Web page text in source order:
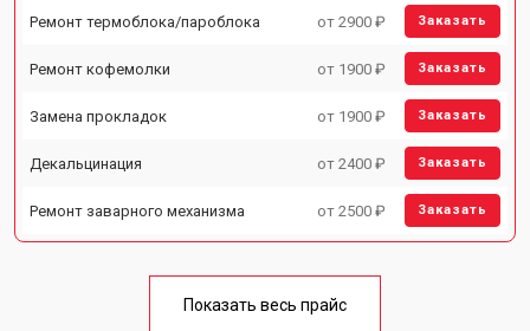
Ремонт термоблока/пароблока от 2900 ₽ Заказать
Ремонт кофемолки от 1900 ₽ Заказать
Замена прокладок от 1900 ₽ Заказать
Декальцинация от 2400 ₽ Заказать
Ремонт заварного механизма от 2500 ₽ Заказать
Показать весь прайс